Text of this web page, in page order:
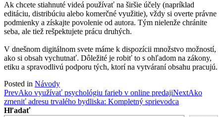
Ak chcete stiahnuté videá používať na širšie účely (napríklad
editáciu, distribúciu alebo komerčné využitie), vždy si overte právne
podmienky a získajte povolenie od autora. Tým nielenže chránite
seba, ale tiež rešpektujete prácu druhých.
V dnešnom digitálnom svete máme k dispozícii množstvo možností,
ako si obsah vychutnať. Dôležité je robiť to s ohľadom na zákony,
etiku a spravodlivú podporu tých, ktorí na vytváraní obsahu pracujú.
Posted in Návody
Post
navigation
PrevAko využívať psychológiu farieb v online predajiNextAko
zmeniť adresu trvalého bydliska: Kompletný sprievodca
Hľadať